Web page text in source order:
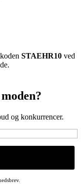
STAEHR10 ved
og konkurrencer.